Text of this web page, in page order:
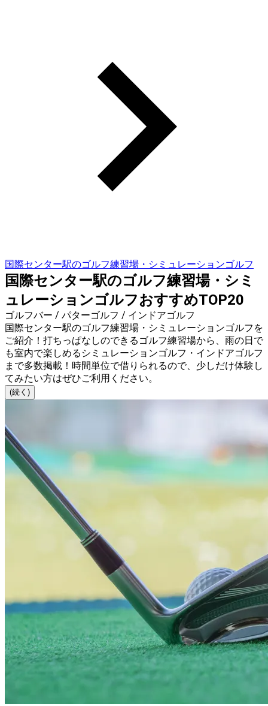
国際センター駅のゴルフ練習場・シミュレーションゴルフ
国際センター駅のゴルフ練習場・シミ
ュレーションゴルフおすすめTOP20
ゴルフバー / パターゴルフ / インドアゴルフ
国際センター駅のゴルフ練習場・シミュレーションゴルフを
ご紹介！打ちっぱなしのできるゴルフ練習場から、雨の日で
も室内で楽しめるシミュレーションゴルフ・インドアゴルフ
まで多数掲載！時間単位で借りられるので、少しだけ体験し
てみたい方はぜひご利用ください。
(続く)